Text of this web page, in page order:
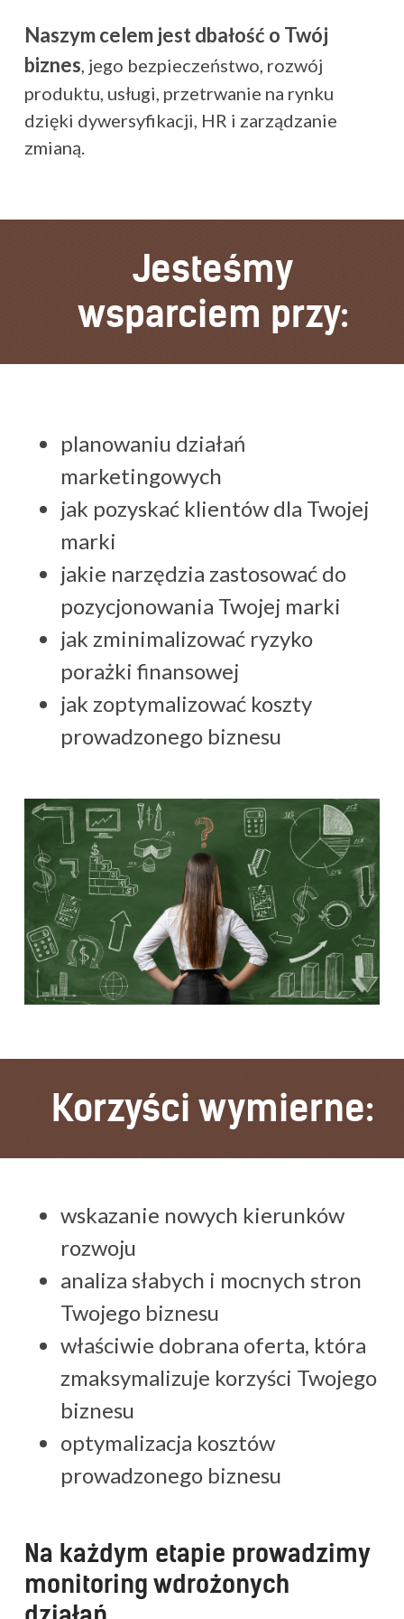
Naszym celem jest dbałość o Twój
biznes , jego bezpieczeństwo, rozwój
produktu, usługi, przetrwanie na rynku
dzięki dywersyfikacji, HR i zarządzanie
zmianą.
Jesteśmy
wsparciem przy:
planowaniu działań
marketingowych
jak pozyskać klientów dla Twojej
marki
jakie narzędzia zastosować do
pozycjonowania Twojej marki
jak zminimalizować ryzyko
porażki finansowej
jak zoptymalizować koszty
prowadzonego biznesu
Korzyści wymierne:
wskazanie nowych kierunków
rozwoju
analiza słabych i mocnych stron
Twojego biznesu
właściwie dobrana oferta, która
zmaksymalizuje korzyści Twojego
biznesu
optymalizacja kosztów
prowadzonego biznesu
Na każdym etapie prowadzimy
monitoring wdrożonych